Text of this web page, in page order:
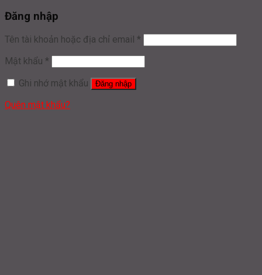
Đăng nhập
Tên tài khoản hoặc địa chỉ email *
Mật khẩu *
Ghi nhớ mật khẩu
Đăng nhập
Quên mật khẩu?